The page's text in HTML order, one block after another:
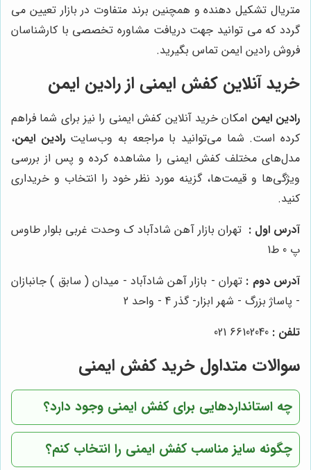
متریال تشکیل دهنده و همچنین برند متفاوت در بازار تعیین می
گردد که می توانید جهت دریافت مشاوره تخصصی با کارشناسان
فروش رادین ایمن تماس بگیرید.
خرید آنلاین کفش ایمنی ازرادین ایمن
رادین ایمن امکان خرید آنلاین کفش ایمنی را نیز برای شما فراهم
کرده است. شما می‌توانید با مراجعه به وب‌سایترادین ایمن،
مدل‌های مختلف کفش ایمنی را مشاهده کرده و پس از بررسی
ویژگی‌ها و قیمت‌ها، گزینه مورد نظر خود را انتخاب و خریداری
کنید.
آدرس اول : تهران بازار آهن شادآباد ک وحدت غربی بلوار طاوس
پ 0 ط1
آدرس دوم : تهران - بازار آهن شادآباد - میدان ( سابق ) جانبازان
- پاساژ بزرگ - شهر ابزار- گذر 4 - واحد 2
تلفن :
سوالات متداول خرید کفش ایمنی
چه استانداردهایی برای کفش ایمنی وجود دارد؟
چگونه سایز مناسب کفش ایمنی را انتخاب کنم؟